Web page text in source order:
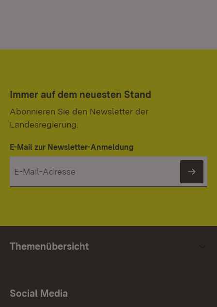
Immer auf dem neuesten Stand
Abonnieren Sie den Newsletter der
Landesregierung.
E-Mail zur Newsletter-Anmeldung
Themenübersicht
Social Media